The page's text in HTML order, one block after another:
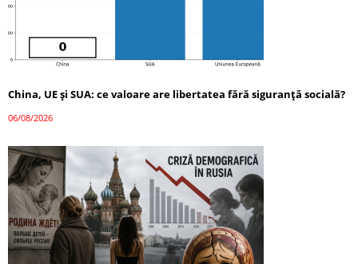
China, UE și SUA: ce valoare are libertatea fără siguranță socială?
06/08/2026